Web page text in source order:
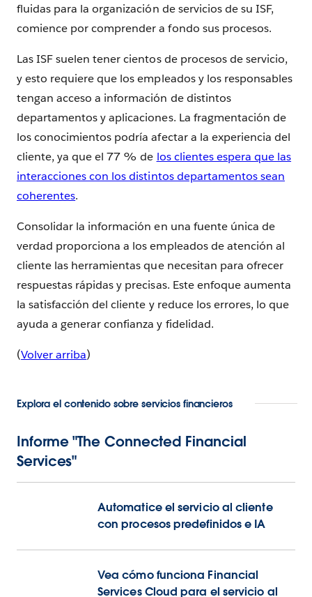
fluidas para la organización de servicios de su ISF,
comience por comprender a fondo sus procesos.
Las ISF suelen tener cientos de procesos de servicio,
y esto requiere que los empleados y los responsables
tengan acceso a información de distintos
departamentos y aplicaciones. La fragmentación de
los conocimientos podría afectar a la experiencia del
cliente, ya que el 77 % de los clientes espera que las
interacciones con los distintos departamentos sean
coherentes.
Consolidar la información en una fuente única de
verdad proporciona a los empleados de atención al
cliente las herramientas que necesitan para ofrecer
respuestas rápidas y precisas. Este enfoque aumenta
la satisfacción del cliente y reduce los errores, lo que
ayuda a generar confianza y fidelidad.
(Volver arriba)
Explora el contenido sobre servicios financieros
Informe "The Connected Financial
Services"
Automatice el servicio al cliente
con procesos predefinidos e IA
Vea cómo funciona Financial
Services Cloud para el servicio al